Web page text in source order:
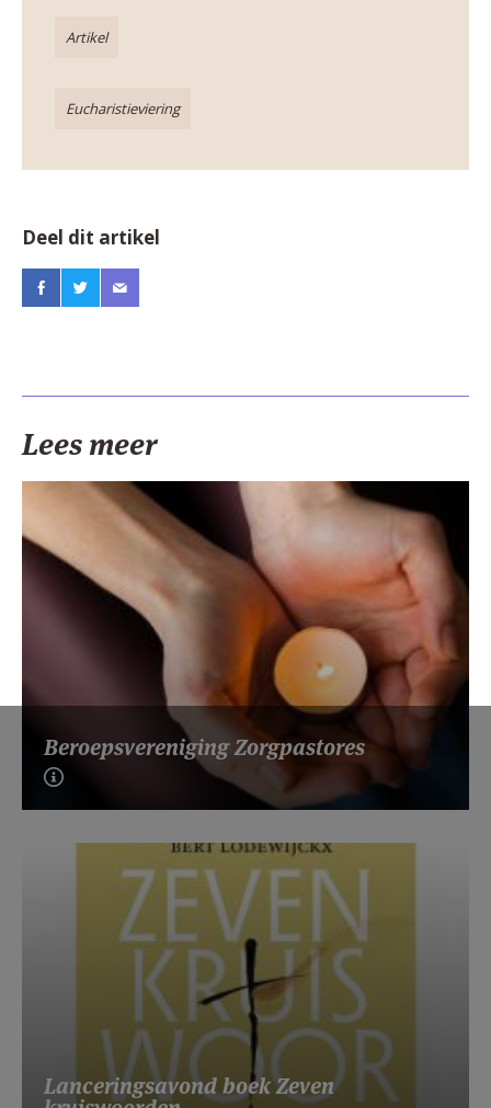
Artikel
Eucharistieviering
Deel dit artikel
Lees meer
Beroepsvereniging Zorgpastores
Lanceringsavond boek Zeven